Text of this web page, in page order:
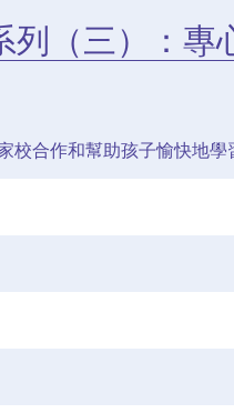
列（三）：專
合作和幫助孩子愉快地學